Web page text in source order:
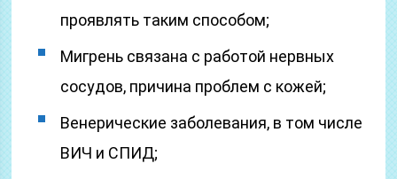
проявлять таким способом;
Мигрень связана с работой нервных
сосудов, причина проблем с кожей;
Венерические заболевания, в том числе
ВИЧ и СПИД;